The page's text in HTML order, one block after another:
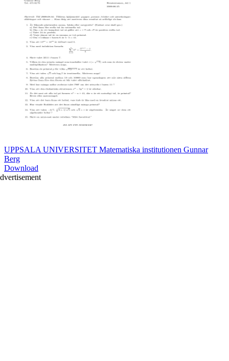
UPPSALA UNIVERSITET Matematiska institutionen Gunnar
Berg
Download